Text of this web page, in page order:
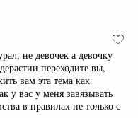
не девочек а девочку
переходите вы,
вам эта тема как
у вас у меня завязывать
в правилах не только с